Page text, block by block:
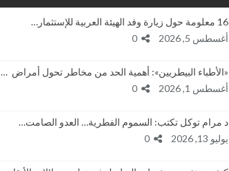
16 معلومة حول زيارة وفد الهيئة العربية للإستثمار…
أغسطس 5, 2026
«الأطباء البيطريين»: أهمية الحد من مخاطر تحول أمراض …
أغسطس 1, 2026
د مرام توكل تكتب: السموم الفطرية… العدو الصامت…
يوليو 13, 2026